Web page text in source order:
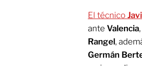
El técnico
ante Valencia
Rangel,
Germán